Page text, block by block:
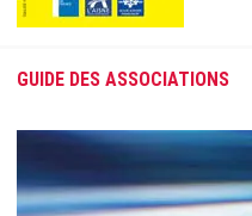
GUIDE DES ASSOCIATIONS